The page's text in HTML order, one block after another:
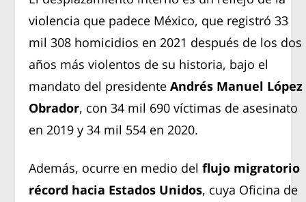
violencia que padece México, que registró 33
mil 308 homicidios en 2021 después de los dos
años más violentos de su historia, bajo el
mandato del presidenteAndrés Manuel López
Obrador, con 34 mil 690 víctimas de asesinato
en 2019 y 34 mil 554 en 2020.
Además, ocurre en medio delflujo migratorio
récord hacia Estados Unidos, cuya Oficina de